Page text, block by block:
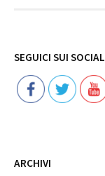
SEGUICI SUI SOCIAL
ARCHIVI